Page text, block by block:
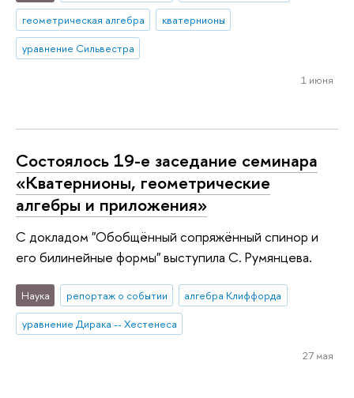
геометрическая алгебра
кватернионы
уравнение Сильвестра
1 июня
Состоялось 19-е заседание семинара
«Кватернионы, геометрические
алгебры и приложения»
С докладом "Обобщённый сопряжённый спинор и
его билинейные формы" выступила С. Румянцева.
Наука репортаж о событии
алгебра Клиффорда
уравнение Дирака -- Хестенеса
27 мая